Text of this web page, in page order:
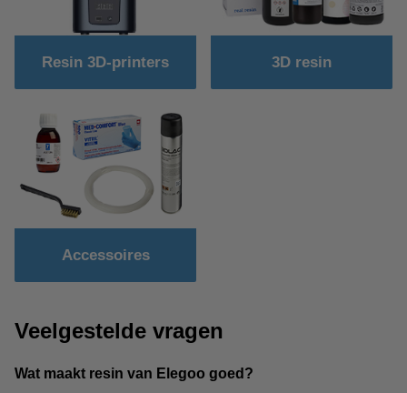
Resin 3D-printers 3D resin
Accessoires
Veelgestelde vragen
Wat maakt resin van Elegoo goed?